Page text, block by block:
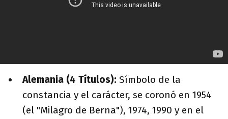
Alemania (4 Títulos): Símbolo de la
constancia y el carácter, se coronó en 1954
(el "Milagro de Berna"), 1974, 1990 y en el